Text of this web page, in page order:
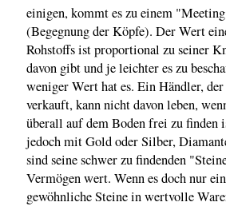
einigen, kommt es zu einem
(Begegnung der Köpfe). Der Wert
Rohstoffs ist proportional zu seiner
davon gibt und je leichter es zu
weniger Wert hat es. Ein Händler,
verkauft, kann nicht davon leben,
überall auf dem Boden frei zu finden
jedoch mit Gold oder Silber,
sind seine schwer zu findenden
Vermögen wert. Wenn es doch nur
gewöhnliche Steine in wertvolle